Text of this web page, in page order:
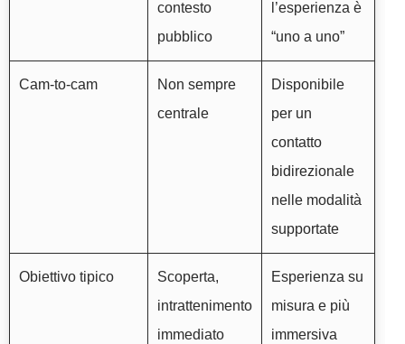
contesto
pubblico
l’esperienza è
“uno a uno”
Cam-to-cam
Non sempre
centrale
Disponibile
per un
contatto
bidirezionale
nelle modalità
supportate
Obiettivo tipico
Scoperta,
intrattenimento
immediato
Esperienza su
misura e più
immersiva